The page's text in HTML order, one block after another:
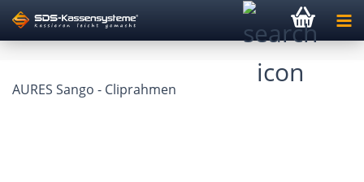
AURES Sango - Cliprahmen